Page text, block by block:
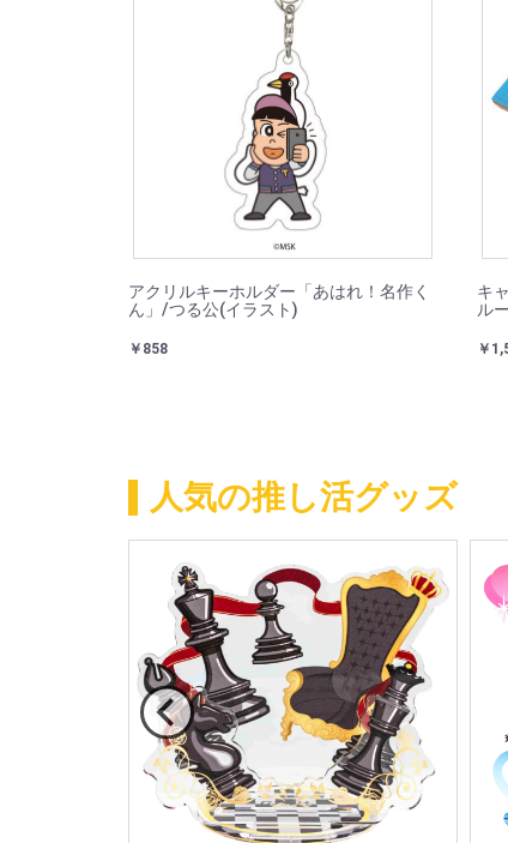
アクリルキーホルダー「あはれ！名作く
ん」/つる公(イラスト)
￥858
キ
ル
￥
人気の推し活グッズ